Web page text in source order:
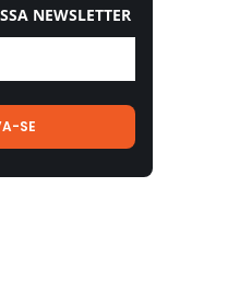
NEWSLETTER